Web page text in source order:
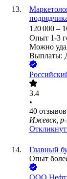
120 000 –
Опыт 1-3
Можно
Выплаты:
3.4
•
40 отзывов
Ижевск,
Главный
Опыт